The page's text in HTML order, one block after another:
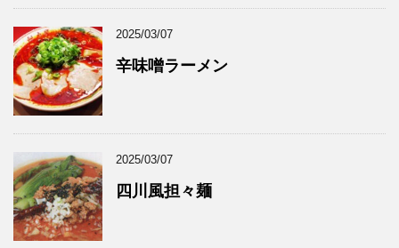
2025/03/07
辛味噌ラーメン
2025/03/07
四川風担々麺